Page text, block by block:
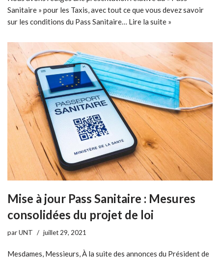
Sanitaire » pour les Taxis, avec tout ce que vous devez savoir
sur les conditions du Pass Sanitaire… Lire la suite »
Mise à jour Pass Sanitaire : Mesures
consolidées du projet de loi
parUNT juillet 29, 2021
Mesdames, Messieurs, À la suite des annonces du Président de